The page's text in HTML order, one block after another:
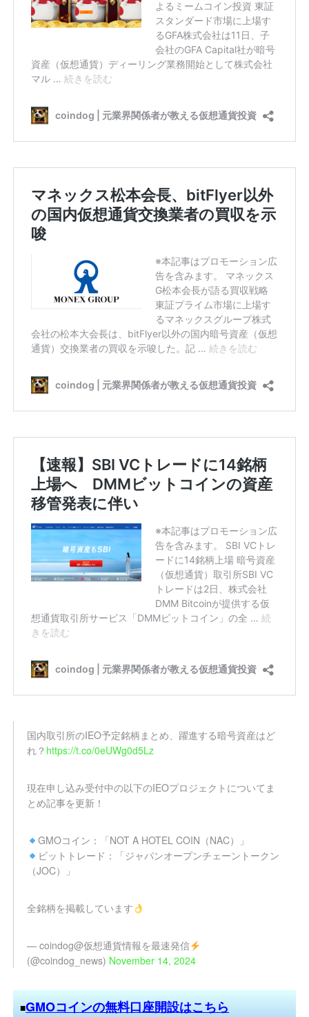
国内取引所のIEO予定銘柄まとめ、躍進する暗号資産はど
れ？ https://t.co/0eUWg0d5Lz
現在申し込み受付中の以下のIEOプロジェクトについてま
とめ記事を更新！
GMOコイン：「NOT A HOTEL COIN（NAC）」
ビットトレード：「ジャパンオープンチェーントークン
（JOC）」
全銘柄を掲載しています
— coindog@仮想通貨情報を最速発信
(@coindog_news) November 14, 2024
■GMOコインの無料口座開設はこちら